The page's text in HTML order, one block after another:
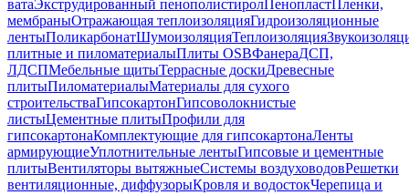
ватаЭкструдированный пенополистиролПенопластПленки,
мембраныОтражающая теплоизоляцияГидроизоляционные
лентыПоликарбонатШумоизоляцияТеплоизоляция
плитные и пиломатериалыПлиты OSBФанераДСП,
ЛДСПМебельные щитыТеррасные доскиДревесные
плитыПиломатериалыМатериалы для сухого
строительстваГипсокартонГипсоволокнистые
листыЦементные плитыПрофили для
гипсокартонаКомплектующие для гипсокартонаЛенты
армирующиеУплотнительные лентыГипсовые и цементные
плитыВентиляторы вытяжныеСистемы воздуховодовРешетки
вентиляционные, диффузорыКровля и водостокЧерепица и